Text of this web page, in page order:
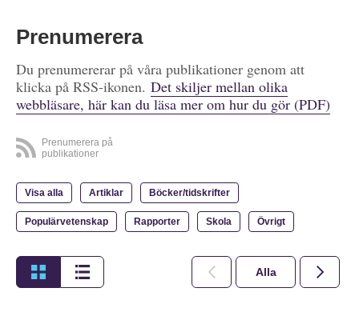
Prenumerera
Du prenumererar på våra publikationer genom att
klicka på RSS-ikonen. Det skiljer mellan olika
webbläsare, här kan du läsa mer om hur du gör (PDF)
Prenumerera på
publikationer
Visa alla Artiklar Böcker/tidskrifter
Populärvetenskap Rapporter Skola Övrigt
Alla 2026